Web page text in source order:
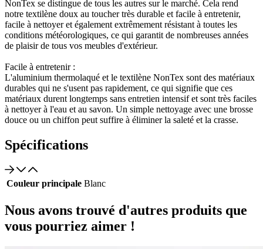
NonTex se distingue de tous les autres sur le marché. Cela rend
notre textilène doux au toucher très durable et facile à entretenir,
facile à nettoyer et également extrêmement résistant à toutes les
conditions météorologiques, ce qui garantit de nombreuses années
de plaisir de tous vos meubles d'extérieur.
Facile à entretenir :
L'aluminium thermolaqué et le textilène NonTex sont des matériaux
durables qui ne s'usent pas rapidement, ce qui signifie que ces
matériaux durent longtemps sans entretien intensif et sont très faciles
à nettoyer à l'eau et au savon. Un simple nettoyage avec une brosse
douce ou un chiffon peut suffire à éliminer la saleté et la crasse.
Spécifications
Couleur principale Blanc
Nous avons trouvé d'autres produits que
vous pourriez aimer !